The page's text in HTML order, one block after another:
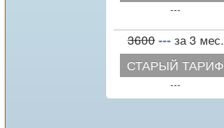
---
3600 ---за 3 мес.
СТАРЫЙ ТАРИФ
---